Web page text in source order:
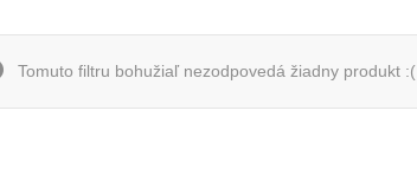
Tomuto filtru bohužiaľ nezodpovedá žiadny produkt :(